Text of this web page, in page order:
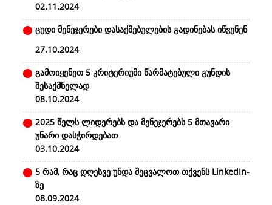
02.11.2024
ცუდი მენეჯერები დასაქმებულების გადინებას იწვენენ
27.10.2024
გამოიყენეთ 5 კრიტერიუმი წარმატებული გუნდის
შესაქმნელად
08.10.2024
2025 წელს ლიდერებს და მენეჯერებს 5 მთავარი
უნარი დასჭირდებათ
03.10.2024
5 რამ, რაც დღესვე უნდა შეცვალოთ თქვენს LinkedIn-
ზე
08.09.2024